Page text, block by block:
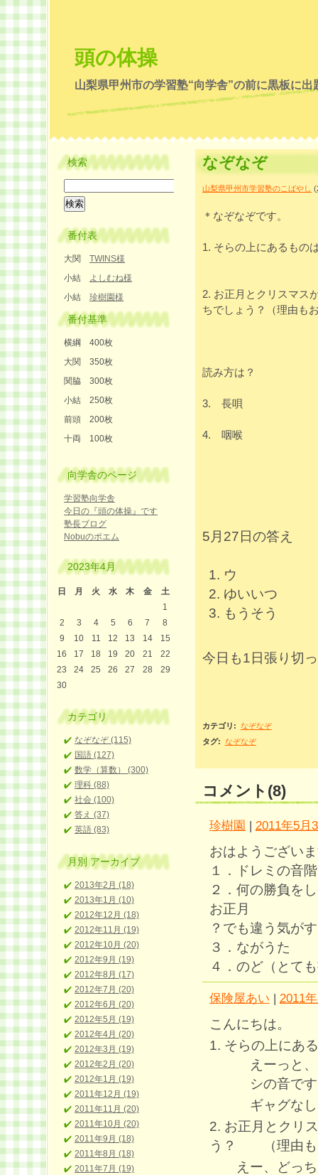
頭の体操
山梨県甲州市の学習塾“向学舎”の前に黒板に
なぞなぞ
山梨県甲州市学習塾のこばやし (
＊なぞなぞです。
1. そらの上にあるもの
2. お正月とクリスマス
ちでしょう？（理由も
読み方は？
3. 長唄
4. 咽喉
5月27日の答え
ウ
ゆいいつ
もうそう
今日も1日張り切
カテゴリ : なぞなぞ
タグ: なぞなぞ
コメント(8)
珍樹園 | 2011年5月
おはようござい
１．ドレミの音
２．何の勝負を
お正月
？でも違う気が
３．ながうた
４．のど（とて
保険屋あい | 2011
こんにちは。
1. そらの上にあ
えーっと、ド
シの音です
ギャグなしで
2. お正月とクリ
う？ （理由も
えー、どっち
検索
番付表
大関 TWINS様
小結 よしむね様
小結 珍樹園様
番付基準
横綱 400枚
大関 350枚
関脇 300枚
小結 250枚
前頭 200枚
十両 100枚
向学舎のページ
学習塾向学舎
今日の『頭の体操』です
塾長ブログ
Nobuのポエム
2023年4月
日 月 火 水 木 金
土
1
2
3 4 5 6 7
8
9
10 11 12 13 14
15
16
17 18 19 20 21
22
23
24 25 26 27 28
29
30
カテゴリ
なぞなぞ (115)
国語 (127)
数学（算数） (300)
理科 (88)
社会 (100)
答え (37)
英語 (83)
月別アーカイブ
2013年2月 (18)
2013年1月 (10)
2012年12月 (18)
2012年11月 (19)
2012年10月 (20)
2012年9月 (19)
2012年8月 (17)
2012年7月 (20)
2012年6月 (20)
2012年5月 (19)
2012年4月 (20)
2012年3月 (19)
2012年2月 (20)
2012年1月 (19)
2011年12月 (19)
2011年11月 (20)
2011年10月 (20)
2011年9月 (18)
2011年8月 (18)
2011年7月 (19)